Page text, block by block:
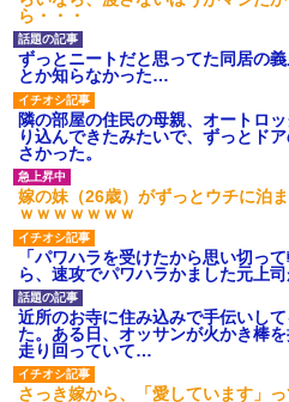
私「ちょっと、人の家の金庫
触らないでよ！」キチママ『そ
こに金庫があったから、開けて
みようとしただけ☆』義兄「泥
は出てけ！二度と来るな！」結
果・・・
私「初めて飲む味だけどなん
のお茶？」彼「ちっ！」私「」
【GIF】JSのカンチョーワロ
タ
後続車にクラクションを鳴ら
され彼氏が逆切れ。「何クラク
ション鳴らしてんだ！降りてこ
いよ！」と怒鳴りだし...
【衝撃】報酬100万円超の治験
募集がこちらｗｗｗｗｗ(※画像
あり)
【ネット騒然】惨殺されたタ
ワマン頂き女子のこの動画、す
げえええええｗｗｗｗｗｗｗｗ
ら・・・
ずっとニートだと思ってた同居の
とか知らなかった…
隣の部屋の住民の母親、オートロ
り込んできたみたいで、ずっとド
さかった。
嫁の妹（26歳）がずっとウチに泊
ｗｗｗｗｗｗｗ
「パワハラを受けたから思い切っ
ら、速攻でパワハラかました元上
近所のお寺に住み込みで手伝いし
た。ある日、オッサンが火かき棒
走り回っていて…
さっき嫁から、「愛しています」